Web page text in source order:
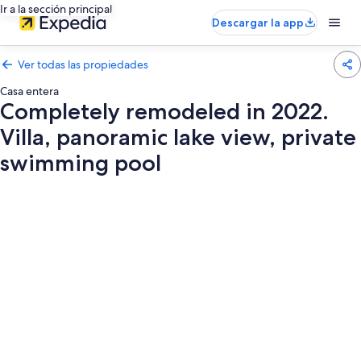
Ir a la sección principal
Descargar la app
Ver todas las propiedades
Casa entera
Completely remodeled in 2022.
Villa, panoramic lake view, private
swimming pool